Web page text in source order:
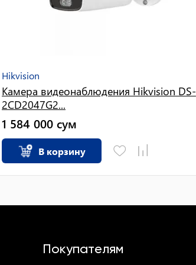
Hikvision
Камера видеонаблюдения Hikvision DS-
2CD2047G2...
1 584 000 сум
В корзину
Покупателям